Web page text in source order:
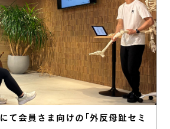
て会員さま向けの「外反母趾セミ